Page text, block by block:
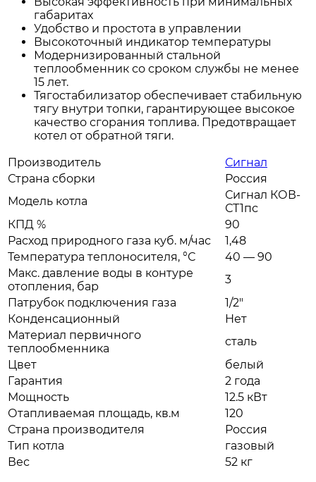
габаритах
Удобство и простота в управлении
Высокоточный индикатор температуры
Модернизированный стальной
теплообменник со сроком службы не менее
15 лет.
Тягостабилизатор обеспечивает стабильную
тягу внутри топки, гарантирующее высокое
качество сгорания топлива. Предотвращает
котел от обратной тяги.
Производитель
Сигнал
Страна сборки
Россия
Модель котла
Сигнал КОВ-
СТ1пс
КПД %
90
Расход природного газа куб. м/час
1,48
Температура теплоносителя, °С
40 — 90
Макс. давление воды в контуре
отопления, бар
3
Патрубок подключения газа
1/2"
Конденсационный
Нет
Материал первичного
теплообменника
сталь
Цвет
белый
Гарантия
2 года
Мощность
12.5 кВт
Отапливаемая площадь, кв.м
120
Страна производителя
Россия
Тип котла
газовый
Вес
52 кг